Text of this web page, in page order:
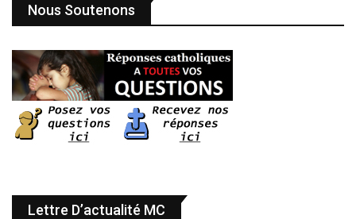
Nous Soutenons
Lettre D’actualité MC